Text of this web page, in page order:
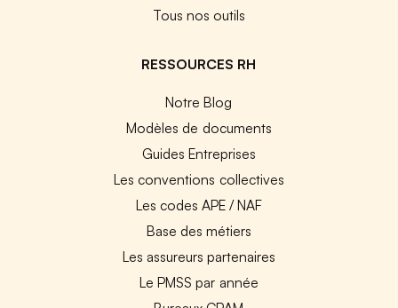
Tous nos outils
RESSOURCES RH
Notre Blog
Modèles de documents
Guides Entreprises
Les conventions collectives
Les codes APE / NAF
Base des métiers
Les assureurs partenaires
Le PMSS par année